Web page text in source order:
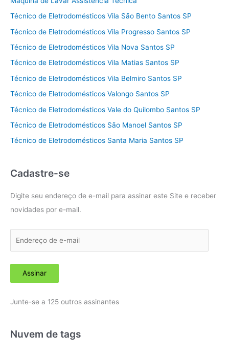
Técnico de Eletrodomésticos Vila São Bento Santos SP
Técnico de Eletrodomésticos Vila Progresso Santos SP
Técnico de Eletrodomésticos Vila Nova Santos SP
Técnico de Eletrodomésticos Vila Matias Santos SP
Técnico de Eletrodomésticos Vila Belmiro Santos SP
Técnico de Eletrodomésticos Valongo Santos SP
Técnico de Eletrodomésticos Vale do Quilombo Santos SP
Técnico de Eletrodomésticos São Manoel Santos SP
Técnico de Eletrodomésticos Santa Maria Santos SP
Cadastre-se
Digite seu endereço de e-mail para assinar este Site e receber
novidades por e-mail.
d
e
o
Assinar
Junte-se a 125 outros assinantes
Nuvem de tags